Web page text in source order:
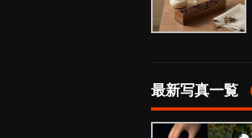
最新写真一覧